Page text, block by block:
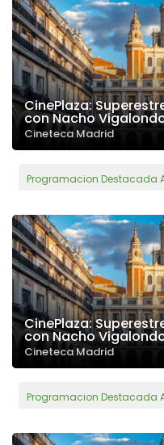
CinePlaza:
con Nacho
Cineteca Madrid
Programacion Destacada
CinePlaza:
con Nacho
Cineteca Madrid
Programacion Destacada